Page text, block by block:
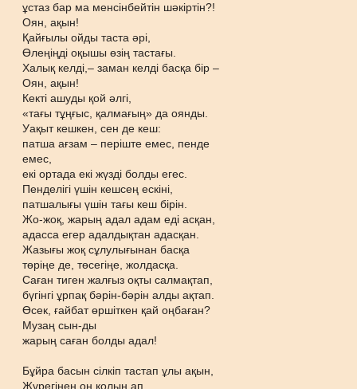
ұстаз бар ма менсінбейтін шәкіртін?!
Оян, ақын!
Қайғылы ойды таста әрі,
Өлеңіңді оқышы өзің тастағы.
Халық келді,– заман келді басқа бір –
Оян, ақын!
Кекті ашуды қой әлгі,
«тағы тұңғыс, қалмағың» да оянды.
Уақыт кешкен, сен де кеш:
патша ағзам – періште емес, пенде
емес,
екі ортада екі жүзді болды егес.
Пенделігі үшін кешсең ескіні,
патшалығы үшін тағы кеш бірін.
Жо-жоқ, жарың адал адам еді асқан,
адасса егер адалдықтан адасқан.
Жазығы жоқ сұлулығынан басқа
төріңе де, төсегіңе, жолдасқа.
Саған тиген жалғыз оқты салмақтап,
бүгінгі ұрпақ бәрін-бәрін алды ақтап.
Өсек, ғайбат өршіткен қай оңбаған?
Музаң сын-ды
жарың саған болды адал!
Бұйра басын сілкіп тастап ұлы ақын,
Жүрегінен оң қолын ап,